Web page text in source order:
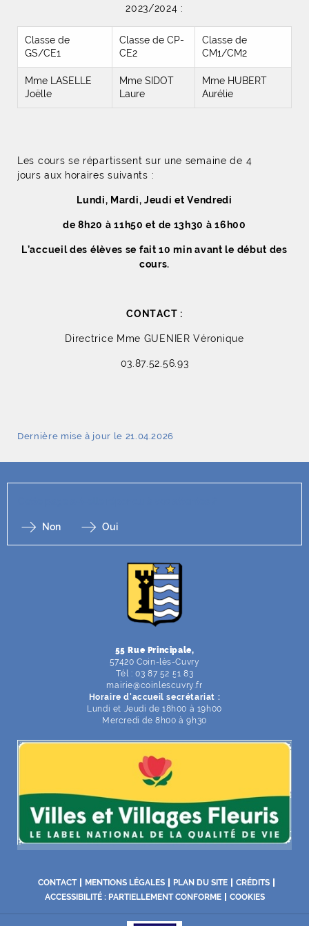
2023/2024 :
Classe de
GS/CE1
Classe de CP-
CE2
Classe de
CM1/CM2
Mme LASELLE
Joëlle
Mme SIDOT
Laure
Mme HUBERT
Aurélie
Les cours se répartissent sur une semaine de 4
jours aux horaires suivants :
Lundi, Mardi, Jeudi et Vendredi
de 8h20 à 11h50 et de 13h30 à 16h00
L’accueil des élèves se fait 10 min avant le début des
cours.
CONTACT :
Directrice Mme GUENIER Véronique
03.87.52.56.93
Dernière mise à jour le 21.04.2026
Non Oui
55 Rue Principale,
57420 Coin-lès-Cuvry
Tél : 03 87 52 51 83
mairie@coinlescuvry.fr
Horaire d'accueil secrétariat :
Lundi et Jeudi de 18h00 à 19h00
Mercredi de 8h00 à 9h30
CONTACT MENTIONS LÉGALES PLAN DU SITE
CRÉDITS
ACCESSIBILITÉ : PARTIELLEMENT CONFORME
COOKIES